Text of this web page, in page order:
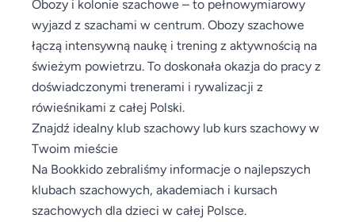
Obozy i kolonie szachowe – to pełnowymiarowy
wyjazd z szachami w centrum. Obozy szachowe
łączą intensywną naukę i trening z aktywnością na
świeżym powietrzu. To doskonała okazja do pracy z
doświadczonymi trenerami i rywalizacji z
rówieśnikami z całej Polski.
Znajdź idealny klub szachowy lub kurs szachowy w
Twoim mieście
Na Bookkido zebraliśmy informacje o najlepszych
klubach szachowych, akademiach i kursach
szachowych dla dzieci w całej Polsce.